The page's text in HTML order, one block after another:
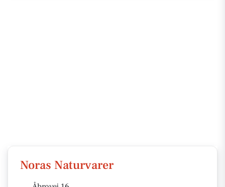
Noras Naturvarer